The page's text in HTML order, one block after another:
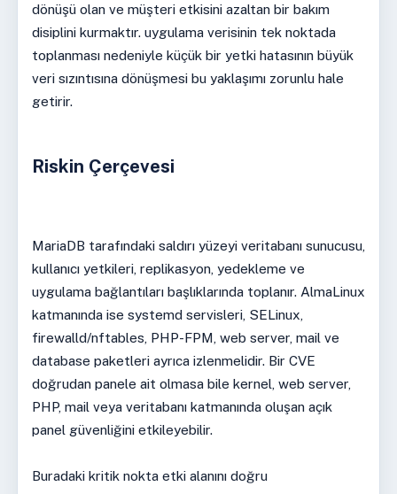
dönüşü olan ve müşteri etkisini azaltan bir bakım
disiplini kurmaktır. uygulama verisinin tek noktada
toplanması nedeniyle küçük bir yetki hatasının büyük
veri sızıntısına dönüşmesi bu yaklaşımı zorunlu hale
getirir.
Riskin Çerçevesi
MariaDB tarafındaki saldırı yüzeyi veritabanı sunucusu,
kullanıcı yetkileri, replikasyon, yedekleme ve
uygulama bağlantıları başlıklarında toplanır. AlmaLinux
katmanında ise systemd servisleri, SELinux,
firewalld/nftables, PHP-FPM, web server, mail ve
database paketleri ayrıca izlenmelidir. Bir CVE
doğrudan panele ait olmasa bile kernel, web server,
PHP, mail veya veritabanı katmanında oluşan açık
panel güvenliğini etkileyebilir.
Buradaki kritik nokta etki alanını doğru